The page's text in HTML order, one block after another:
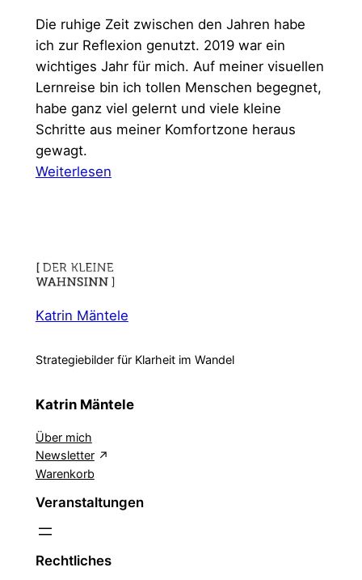
Die ruhige Zeit zwischen den Jahren habe
ich zur Reflexion genutzt. 2019 war ein
wichtiges Jahr für mich. Auf meiner visuellen
Lernreise bin ich tollen Menschen begegnet,
habe ganz viel gelernt und viele kleine
Schritte aus meiner Komfortzone heraus
gewagt.
Weiterlesen:
Katrin Mäntele
Strategiebilder für Klarheit im Wandel
Katrin Mäntele
Über mich
Newsletter
Warenkorb
Veranstaltungen
Rechtliches